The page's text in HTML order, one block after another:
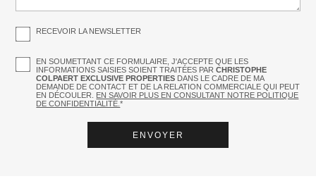
RECEVOIR LA NEWSLETTER
EN SOUMETTANT CE FORMULAIRE, J'ACCEPTE QUE LES
INFORMATIONS SAISIES SOIENT TRAITÉES PARCHRISTOPHE
COLPAERT EXCLUSIVE PROPERTIES DANS LE CADRE DE MA
DEMANDE DE CONTACT ET DE LA RELATION COMMERCIALE QUI PEUT
EN DÉCOULER.
EN SAVOIR PLUS EN CONSULTANT NOTRE POLITIQUE
DE CONFIDENTIALITÉ.*